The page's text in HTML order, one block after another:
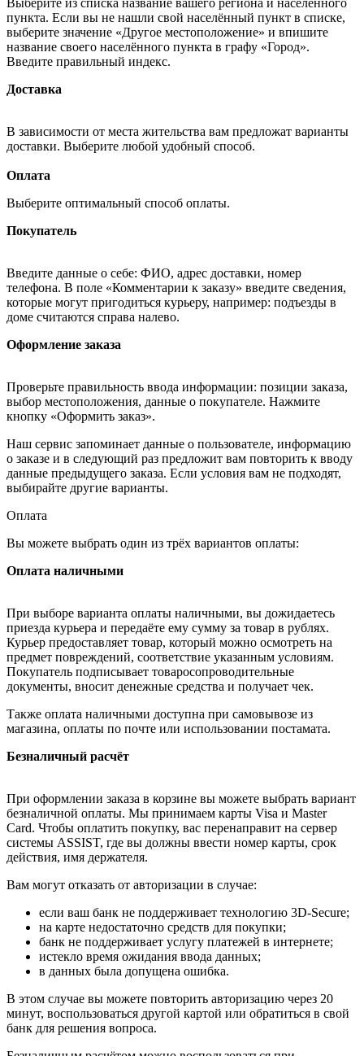
Выберите из списка название вашего региона и населённого
пункта. Если вы не нашли свой населённый пункт в списке,
выберите значение «Другое местоположение» и впишите
название своего населённого пункта в графу «Город».
Введите правильный индекс.
Доставка
В зависимости от места жительства вам предложат варианты
доставки. Выберите любой удобный способ.
Оплата
Выберите оптимальный способ оплаты.
Покупатель
Введите данные о себе: ФИО, адрес доставки, номер
телефона. В поле «Комментарии к заказу» введите сведения,
которые могут пригодиться курьеру, например: подъезды в
доме считаются справа налево.
Оформление заказа
Проверьте правильность ввода информации: позиции заказа,
выбор местоположения, данные о покупателе. Нажмите
кнопку «Оформить заказ».
Наш сервис запоминает данные о пользователе, информацию
о заказе и в следующий раз предложит вам повторить к вводу
данные предыдущего заказа. Если условия вам не подходят,
выбирайте другие варианты.
Оплата
Вы можете выбрать один из трёх вариантов оплаты:
Оплата наличными
При выборе варианта оплаты наличными, вы дожидаетесь
приезда курьера и передаёте ему сумму за товар в рублях.
Курьер предоставляет товар, который можно осмотреть на
предмет повреждений, соответствие указанным условиям.
Покупатель подписывает товаросопроводительные
документы, вносит денежные средства и получает чек.
Также оплата наличными доступна при самовывозе из
магазина, оплаты по почте или использовании постамата.
Безналичный расчёт
При оформлении заказа в корзине вы можете выбрать вариант
безналичной оплаты. Мы принимаем карты Visa и Master
Card. Чтобы оплатить покупку, вас перенаправит на сервер
системы ASSIST, где вы должны ввести номер карты, срок
действия, имя держателя.
Вам могут отказать от авторизации в случае:
если ваш банк не поддерживает технологию 3D-Secure;
на карте недостаточно средств для покупки;
банк не поддерживает услугу платежей в интернете;
истекло время ожидания ввода данных;
в данных была допущена ошибка.
В этом случае вы можете повторить авторизацию через 20
минут, воспользоваться другой картой или обратиться в свой
банк для решения вопроса.